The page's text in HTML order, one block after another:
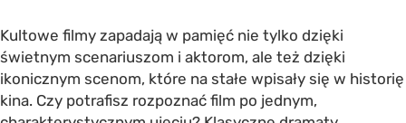
Kultowe filmy zapadają w pamięć nie tylko dzięki
świetnym scenariuszom i aktorom, ale też dzięki
ikonicznym scenom, które na stałe wpisały się w historię
kina. Czy potrafisz rozpoznać film po jednym,